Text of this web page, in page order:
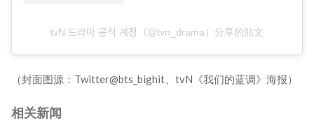
tvN 드라마 공식 계정（@tvn_drama）分享的貼文
（封面图源：Twitter@bts_bighit、tvN《我们的蓝调》海报）
相关新闻